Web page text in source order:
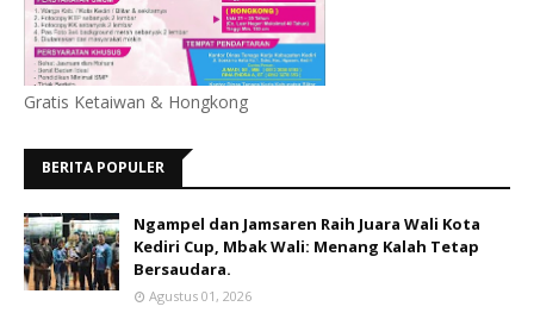
Gratis Ketaiwan & Hongkong
BERITA POPULER
Ngampel dan Jamsaren Raih Juara Wali Kota
Kediri Cup, Mbak Wali: Menang Kalah Tetap
Bersaudara.
Agustus 01, 2026